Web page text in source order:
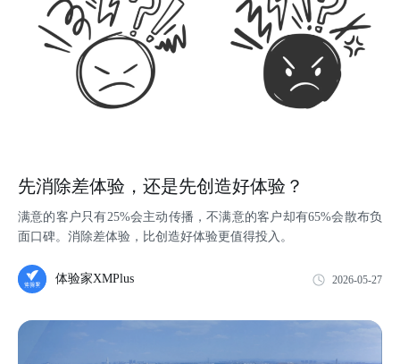
先消除差体验，还是先创造好体验？
满意的客户只有25%会主动传播，不满意的客户却有65%会散布负
面口碑。消除差体验，比创造好体验更值得投入。
体验家XMPlus 2026-05-27